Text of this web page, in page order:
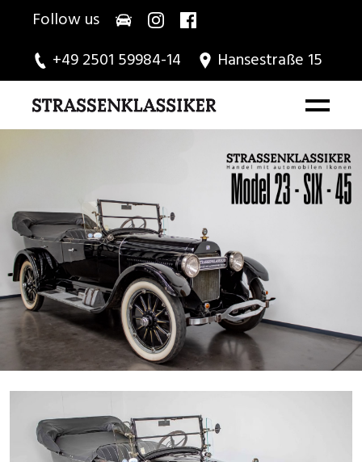
Follow us
+49 2501 59984-14
Hansestraße 15